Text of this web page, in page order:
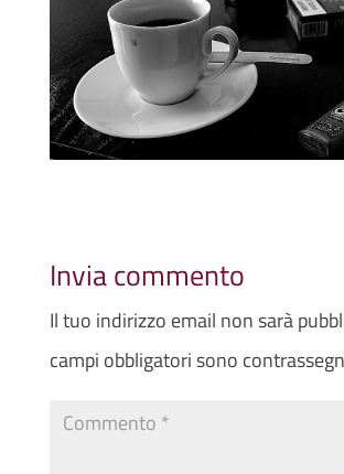
Invia commento
Il tuo indirizzo email non sarà
campi obbligatori sono